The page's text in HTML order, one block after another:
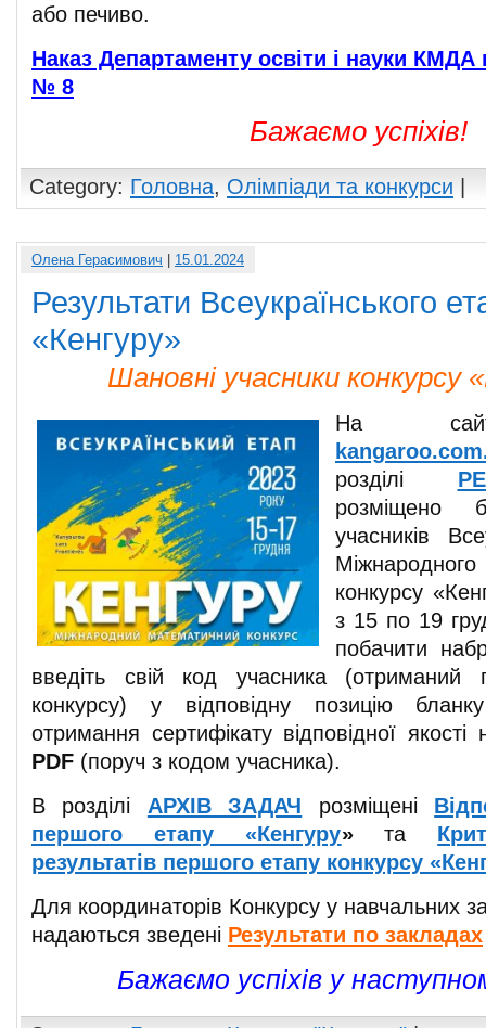
або печиво.
Наказ Департаменту освіти і науки КМДА
№ 8
Бажаємо успіхів!
Category: Головна, Олімпіади та конкурси |
Олена Герасимович | 15.01.2024
Результати Всеукраїнського
«Кенгуру»
Шановні учасники конкурсу
На
розділі
розміщено
учасників
конкурсу
з 15 по 19
побачити
введіть свій код учасника (отриманий
конкурсу) у відповідну позицію
отримання сертифікату відповідної якості
PDF (поруч з кодом учасника).
В розділі АРХІВ ЗАДАЧ розміщені
першого етапу «Кенгуру»та
результатів першого етапу конкурсу
Для координаторів Конкурсу у навчальних
надаються зведені Результати по закладах
Бажаємо успіхів у